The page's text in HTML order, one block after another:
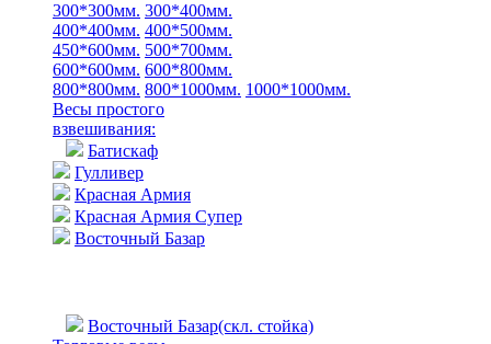
300*300мм. 300*400мм.
400*400мм. 400*500мм.
450*600мм. 500*700мм.
600*600мм. 600*800мм.
800*800мм. 800*1000мм. 1000*1000мм.
Весы простого
взвешивания:
Батискаф
Гулливер
Красная Армия
Красная Армия Супер
Восточный Базар
Восточный Базар(скл. стойка)